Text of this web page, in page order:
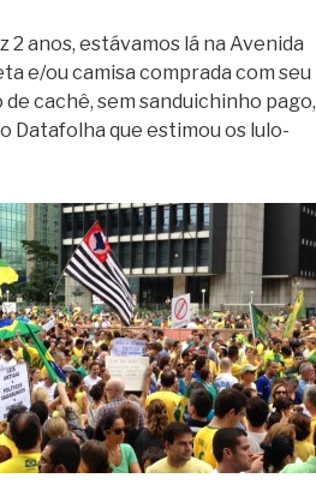
anos, estávamos lá na Avenida
e/ou camisa comprada com seu
cachê, sem sanduichinho pago,
Datafolha que estimou os lulo-